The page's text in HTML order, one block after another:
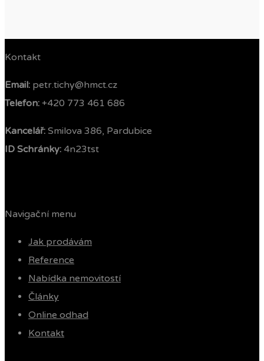
Kontakt
Email: petr.tichy@hmct.cz
Telefon: ‭ +420 773 461 686‬
Kancelář: Smilova 386, Pardubice
ID Schránky: 4n23tst
Navigační menu
Jak prodávám
Reference
Nabídka nemovitostí
Články
Online odhad
Kontakt